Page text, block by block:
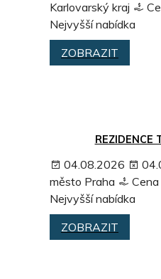
Karlovarský kraj
Nejvyšší nabídka
ZOBRAZIT
REZIDENCE
04.08.2026
město Praha
Nejvyšší nabídka
ZOBRAZIT